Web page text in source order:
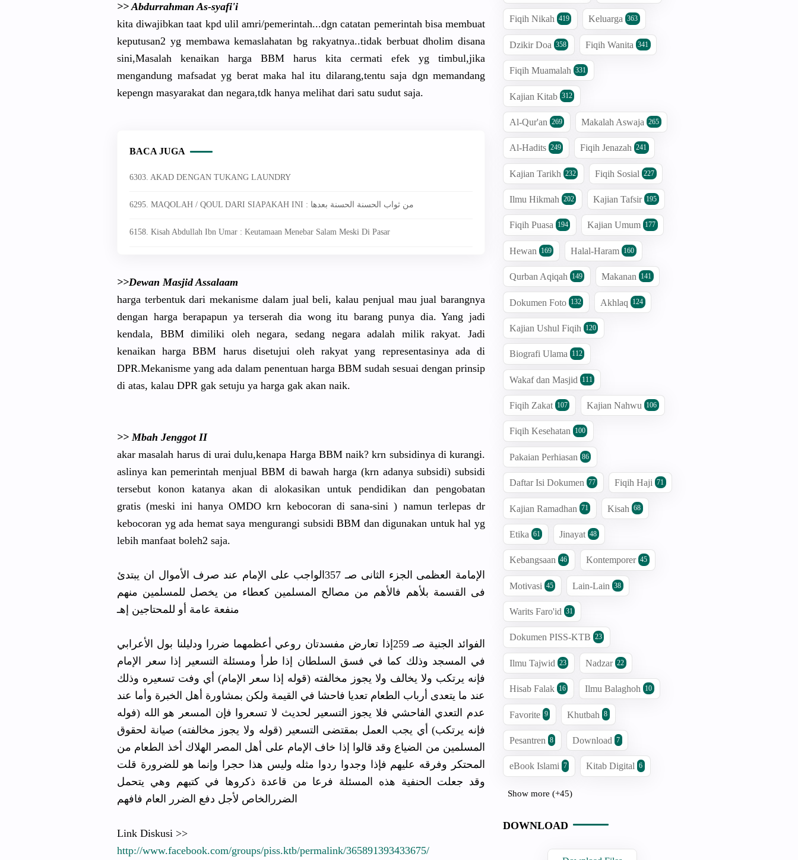
>> Abdurrahman As-syafi'i
kita diwajibkan taat kpd ulil amri/pemerintah...dgn catatan pemerintahbisa membuat
keputusan2 yg membawa kemaslahatan bg rakyatnya..tidak berbuat dholim disana
sini,Masalah kenaikan harga BBM harus kita cermati efek yg timbul,jika
mengandung mafsadat yg berat maka hal itu dilarang,tentu saja dgn memandang
kepengn masyarakat dan negara,tdk hanya melihat dari satu sudut saja.
BACA JUGA
6303. AKAD DENGAN TUKANG LAUNDRY
6295. MAQOLAH / QOUL DARI SIAPAKAH INI : من ثواب الحسنة الحسنة بعدها
6158. Kisah Abdullah Ibn Umar : Keutamaan Menebar Salam Meski Di Pasar
>>Dewan Masjid Assalaam
harga terbentuk dari mekanisme dalam jual beli, kalau penjual mau jual barangnya
dengan harga berapapun ya terserah dia wong itu barang punya dia. Yang jadi
kendala, BBM dimiliki oleh negara, sedang negara adalah milik rakyat. Jadi
kenaikan harga BBM harus disetujui oleh rakyat yang representasinya ada di
DPR.Mekanisme yang ada dalam penentuan harga BBM sudah sesuai dengan prinsip
di atas, kalau DPR gak setuju ya harga gak akan naik.
>> Mbah Jenggot II
akar masalah harus di urai dulu,kenapa Harga BBM naik? krn subsidinya di kurangi.
aslinya kan pemerintah menjual BBM di bawah harga (krn adanya subsidi) subsidi
tersebut konon katanya akan di alokasikan untuk pendidikan dan pengobatan
gratis (meski ini hanya OMDO krn kebocoran di sana-sini ) namun terlepas dr
kebocoran yg ada hemat saya mengurangi subsidi BBM dan digunakan untuk hal yg
lebih manfaat boleh2 saja.
الإمامة العظمى الجزء الثانى صـ 357الواجب على الإمام عند صرف الأموال ان يبتدئ
فى القسمة بلأهم فالأهم من مصالح المسلمين كعطاء من يخصل للمسلمين منهم
منفعة عامة أو للمحتاجين إهـ
الفوائد الجنية صـ 259إذا تعارض مفسدتان روعي أعظمهما ضررا ودليلنا بول الأعرابي
في المسجد وذلك كما في فسق السلطان إذا طرأ ومسئلة التسعير إذا سعر الإمام
فإنه يرتكب ولا يخالف ولا يجوز مخالفته (قوله إذا سعر الإمام) أي وفت تسعيره وذلك
عند ما يتعدى أرباب الطعام تعديا فاحشا في القيمة ولكن بمشاورة أهل الخبرة وأما عند
عدم التعدي الفاحشي فلا يجوز التسعير لحديث لا تسعروا فإن المسعر هو الله (فوله
فإنه يرتكب) أي يجب العمل بمقتضى التسعير (قوله ولا يجوز مخالفته) صيانة لحقوق
المسلمين من الضياع وقد قالوا إذا خاف الإمام على أهل المصر الهلاك أخذ الطعام من
المحتكر وفرقه عليهم فإذا وجدوا ردوا مثله وليس هذا حجرا وإنما هو للضرورة قلت
وقد جعلت الحنفية هذه المسئلة فرعا من قاعدة ذكروها في كتبهم وهي يتحمل
الضررالخاص لأجل دفع الضرر العام فافهم
Link Diskusi >>
http://www.facebook.com/groups/piss.ktb/permalink/365891393433675/
Fiqih Nikah 419 Keluarga 363
Dzikir Doa 358 Fiqih Wanita 341
Fiqih Muamalah 331
Kajian Kitab 312
Al-Qur'an 269 Makalah Aswaja 265
Al-Hadits 249 Fiqih Jenazah 241
Kajian Tarikh 232 Fiqih Sosial 227
Ilmu Hikmah 202 Kajian Tafsir 195
Fiqih Puasa 194 Kajian Umum 177
Hewan 169 Halal-Haram 160
Qurban Aqiqah 149 Makanan 141
Dokumen Foto 132 Akhlaq 124
Kajian Ushul Fiqih 120
Biografi Ulama 112
Wakaf dan Masjid 111
Fiqih Zakat 107 Kajian Nahwu 106
Fiqih Kesehatan 100
Pakaian Perhiasan 86
Daftar Isi Dokumen 77 Fiqih Haji 71
Kajian Ramadhan 71 Kisah 68
Etika 61 Jinayat 48
Kebangsaan 46 Kontemporer 45
Motivasi 45 Lain-Lain 38
Warits Faro'id 31
Dokumen PISS-KTB 23
Ilmu Tajwid 23 Nadzar 22
Hisab Falak 16 Ilmu Balaghoh 10
Favorite 9 Khutbah 8
Pesantren 8 Download 7
eBook Islami 7 Kitab Digital 6
Show more (+45)
DOWNLOAD